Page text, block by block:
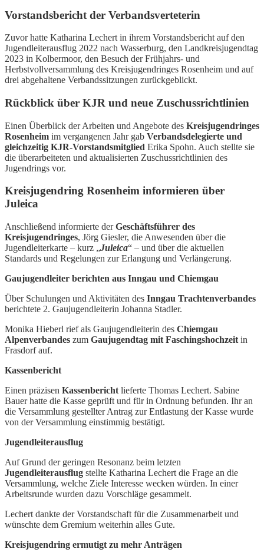
Vorstandsbericht der Verbandsverteterin
Zuvor hatte Katharina Lechert in ihrem Vorstandsbericht auf den
Jugendleiterausflug 2022 nach Wasserburg, den Landkreisjugendtag
2023 in Kolbermoor, den Besuch der Frühjahrs- und
Herbstvollversammlung des Kreisjugendringes Rosenheim und auf
drei abgehaltene Verbandssitzungen zurückgeblickt.
Rückblick über KJR und neue Zuschussrichtlinien
Einen Überblick der Arbeiten und Angebote des Kreisjugendringes
Rosenheim im vergangenen Jahr gab Verbandsdelegierte und
gleichzeitig KJR-Vorstandsmitglied Erika Spohn. Auch stellte sie
die überarbeiteten und aktualisierten Zuschussrichtlinien des
Jugendrings vor.
Kreisjugendring Rosenheim informieren über
Juleica
Anschließend informierte derGeschäftsführer des
Kreisjugendringes, Jörg Giesler, die Anwesenden über die
Jugendleiterkarte – kurz „Juleica“ – und über die aktuellen
Standards und Regelungen zur Erlangung und Verlängerung.
Gaujugendleiter berichten aus Inngau und Chiemgau
Über Schulungen und Aktivitäten des Inngau Trachtenverbandes
berichtete 2. Gaujugendleiterin Johanna Stadler.
Monika Hieberl rief als Gaujugendleiterin des Chiemgau
Alpenverbandes zum Gaujugendtag mit Faschingshochzeit in
Frasdorf auf.
Kassenbericht
Einen präzisen Kassenbericht lieferte Thomas Lechert. Sabine
Bauer hatte die Kasse geprüft und für in Ordnung befunden. Ihr an
die Versammlung gestellter Antrag zur Entlastung der Kasse wurde
von der Versammlung einstimmig bestätigt.
Jugendleiterausflug
Auf Grund der geringen Resonanz beim letzten
Jugendleiterausflug stellte Katharina Lechert die Frage an die
Versammlung, welche Ziele Interesse wecken würden. In einer
Arbeitsrunde wurden dazu Vorschläge gesammelt.
Lechert dankte der Vorstandschaft für die Zusammenarbeit und
wünschte dem Gremium weiterhin alles Gute.
Kreisjugendring ermutigt zu mehr Anträgen